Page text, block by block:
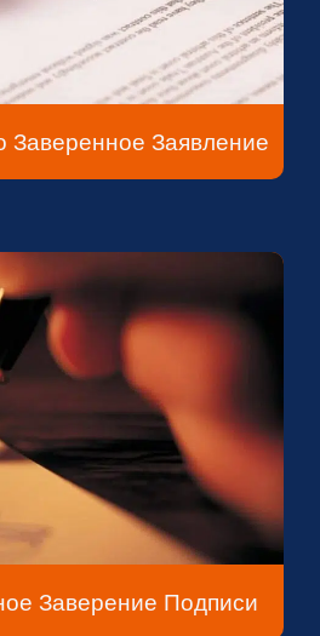
Заверенное Заявление
Заверение Подписи